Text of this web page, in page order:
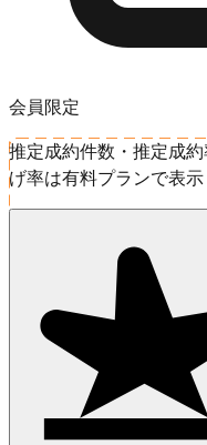
会員限定
推定成約件数・推定成
げ率は有料プランで表示